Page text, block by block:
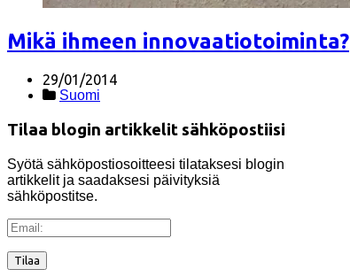
Mikä ihmeen innovaatiotoiminta?
29/01/2014
Suomi
Tilaa blogin artikkelit sähköpostiisi
Syötä sähköpostiosoitteesi tilataksesi blogin
artikkelit ja saadaksesi päivityksiä
sähköpostitse.
Email: